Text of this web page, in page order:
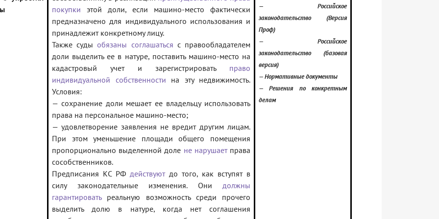
покупки этой доли, если машино-место фактически
предназначено для индивидуального использования и
принадлежит конкретному лицу.
Также судыобязаны соглашаться с правообладателем
доли выделить ее в натуре, поставить машино-место на
кадастровый учет и зарегистрировать право
индивидуальной собственности на эту недвижимость.
Условия:
— сохранение доли мешает ее владельцу использовать
права на персональное машино-место;
— удовлетворение заявления не вредит другим лицам.
При этом уменьшение площади общего помещения
пропорционально выделенной доле не нарушаетправа
сособственников.
Предписания КС РФ действуютдо того, как вступят в
силу законодательные изменения. Они должны
гарантироватьреальную возможность среди прочего
выделить долю в натуре, когда нет соглашения
— Российское
законодательство (Версия
Проф)
— Российское
законодательство (базовая
версия)
— Нормативные документы
— Решения по конкретным
делам